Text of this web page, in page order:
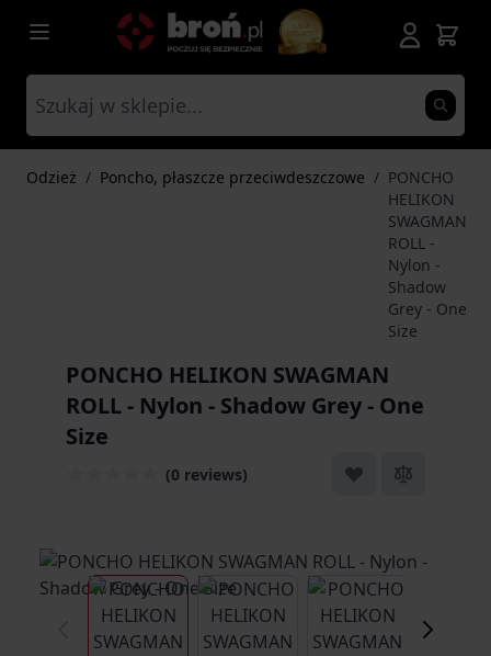
Przejdź do treści
Odzież / Poncho, płaszcze przeciwdeszczowe / PONCHO
HELIKON
SWAGMAN
ROLL -
Nylon -
Shadow
Grey - One
Size
PONCHO HELIKON SWAGMAN
ROLL - Nylon - Shadow Grey - One
Size
(0 reviews)
View larger imageView larger imageView larger